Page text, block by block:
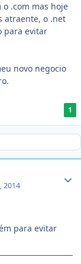
.com mas hoje
atraente, o .net
para evitar
novo negocio
1
2014
para evitar